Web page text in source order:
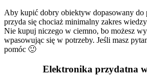
Aby kupić dobry obiektyw dopasowany do
przyda się chociaż minimalny zakres
Nie kupuj niczego w ciemno, bo możesz
wpasowując się w potrzeby. Jeśli masz
pomóc 🙂
Elektronika przydatna